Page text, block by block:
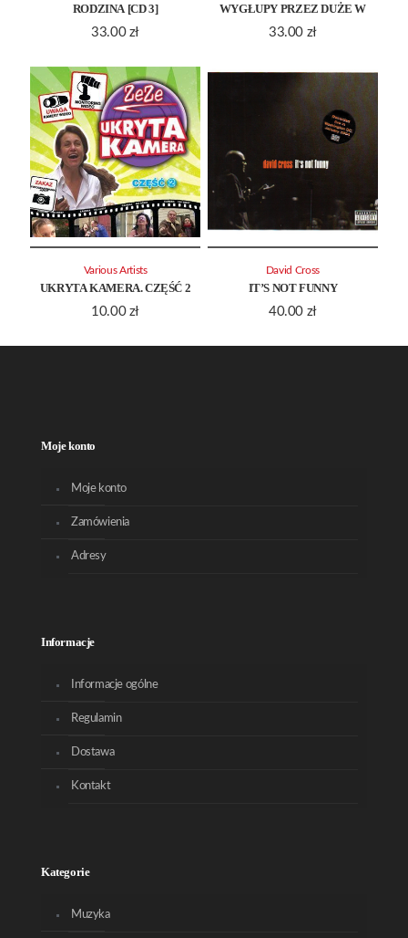
RODZINA [CD 3]
33.00 zł
WYGŁUPY PRZEZ DUŻE W
33.00 zł
UKRYTA KAMERA. CZĘŚĆ 2
10.00 zł
Various Artists
IT’S NOT FUNNY
40.00 zł
David Cross
Moje konto
Moje konto
Zamówienia
Adresy
Informacje
Informacje ogólne
Regulamin
Dostawa
Kontakt
Kategorie
Muzyka